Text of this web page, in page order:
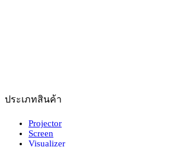
ประเภทสินค้า
Projector
Screen
Visualizer